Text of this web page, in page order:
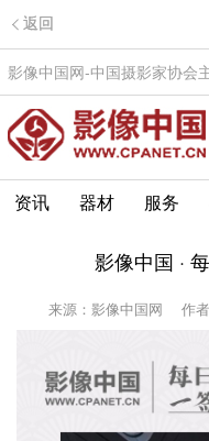
返回
影像中国网-中国摄影家协会
资讯 器材 服务
影像中国 ·
来源：影像中国网 作